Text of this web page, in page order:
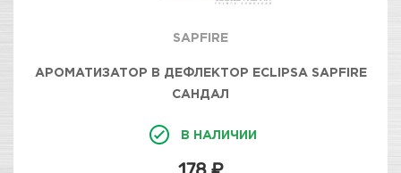
SAPFIRE
АРОМАТИЗАТОР В ДЕФЛЕКТОР ECLIPSA SAPFIRE
САНДАЛ
В НАЛИЧИИ